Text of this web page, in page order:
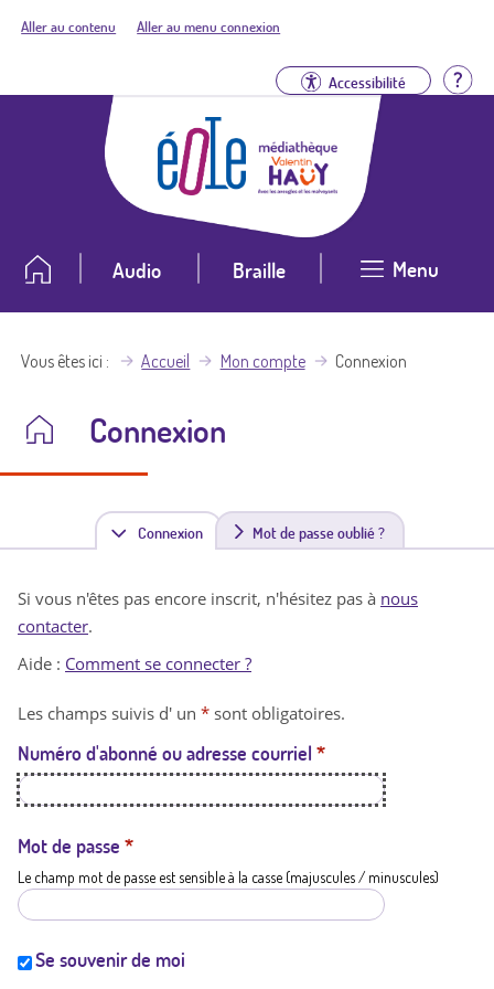
Aller au contenu Aller au menu connexion
Accessibilité
Audio Braille Menu
Vous êtes ici Accueil Mon compte Connexion
Connexion
Connexion(
n
t
a
t
i
Mot de passe oublié ?
Si vous n'êtes pas encore inscrit, n'hésitez pas à nous
contacter.
Aide : Comment se connecter ?
Les champs suivis d' un * sont obligatoires.
Numéro d'abonné ou adresse courriel *
Mot de passe *
Le champ mot de passe est sensible à la casse (majuscules / minuscules)
Se souvenir de moi